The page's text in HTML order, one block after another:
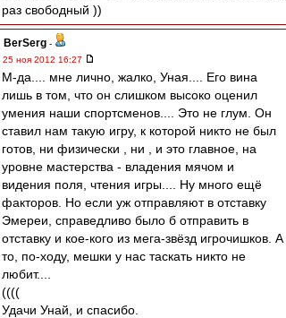
раз свободный ))
BerSerg -
25 ноя 2012 16:27
М-да.... мне лично, жалко, Уная.... Его вина
лишь в том, что он слишком высоко оценил
умения наши спортсменов.... Это не глум. Он
ставил нам такую игру, к которой никто не был
готов, ни физически , ни , и это главное, на
уровне мастерства - владения мячом и
видения поля, чтения игры.... Ну много ещё
факторов. Но если уж отправляют в отставку
Эмереи, справедливо было б отправить в
отставку и кое-кого из мега-звёзд игрочишков. А
то, по-ходу, мешки у нас таскать никто не
любит....
((((
Удачи Унай, и спасибо.